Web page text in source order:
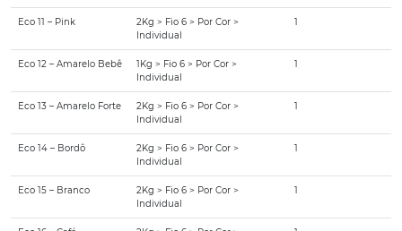
Eco 11 – Pink
2Kg > Fio 6 > Por Cor >
Individual
1
Eco 12 – Amarelo Bebê
1Kg > Fio 6 > Por Cor >
Individual
1
Eco 13 – Amarelo Forte
2Kg > Fio 6 > Por Cor >
Individual
1
Eco 14 – Bordô
2Kg > Fio 6 > Por Cor >
Individual
1
Eco 15 – Branco
2Kg > Fio 6 > Por Cor >
Individual
1